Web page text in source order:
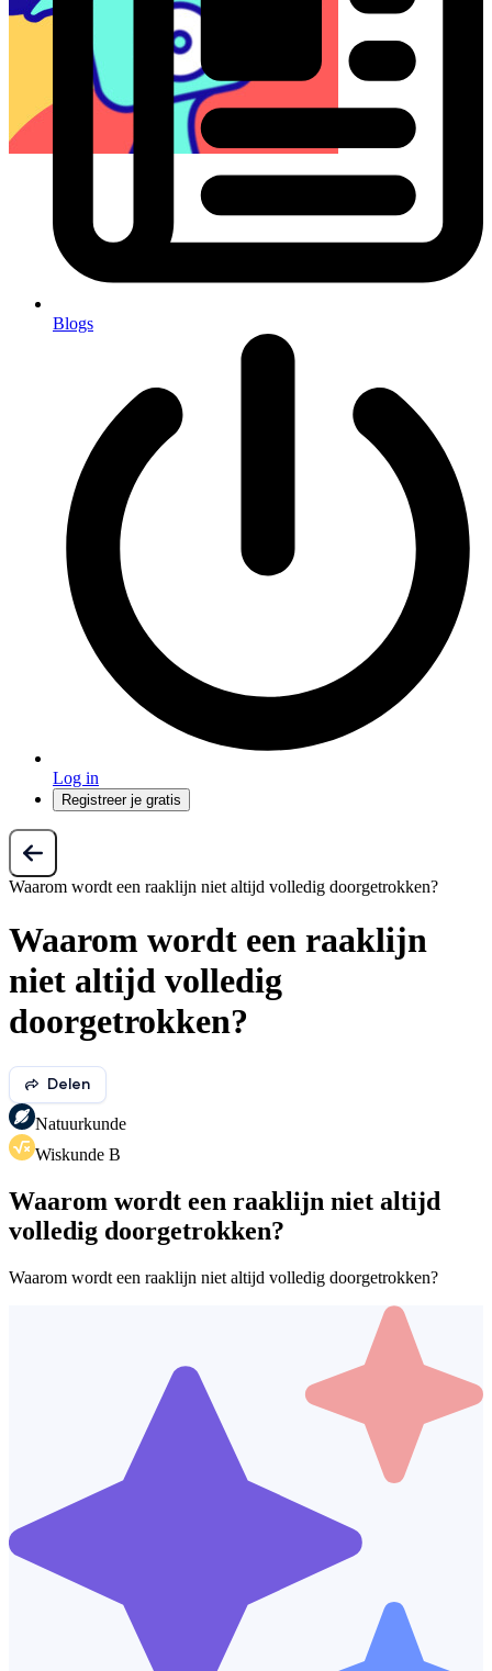
Blogs
Log in
Registreer je gratis
Waarom wordt een raaklijn niet altijd volledig doorgetrokken?
Waarom wordt een raaklijn
niet altijd volledig
doorgetrokken?
Delen
Natuurkunde
Wiskunde B
Waarom wordt een raaklijn niet altijd
volledig doorgetrokken?
Waarom wordt een raaklijn niet altijd volledig doorgetrokken?